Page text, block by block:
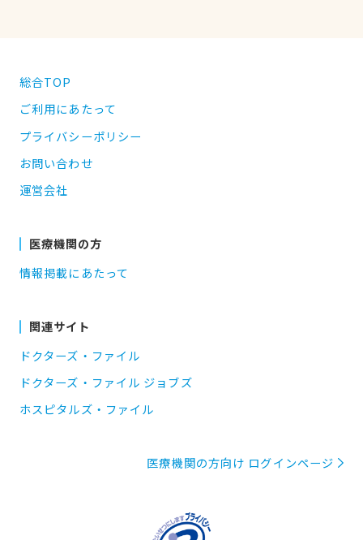
総合TOP
ご利用にあたって
プライバシーポリシー
お問い合わせ
運営会社
医療機関の方
情報掲載にあたって
関連サイト
ドクターズ・ファイル
ドクターズ・ファイル ジョブズ
ホスピタルズ・ファイル
医療機関の方向け ログインページ